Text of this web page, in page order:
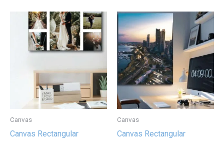
Canvas
Canvas Rectangular
Canvas
Canvas Rectangular